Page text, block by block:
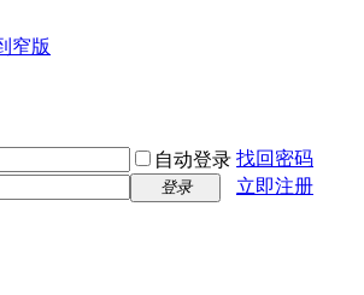
窄版
自动登录 找回密码
登录
立即注册